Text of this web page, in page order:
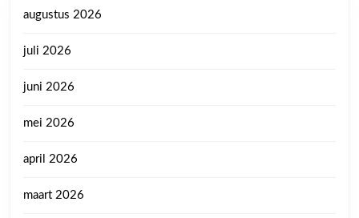
augustus 2026
juli 2026
juni 2026
mei 2026
april 2026
maart 2026